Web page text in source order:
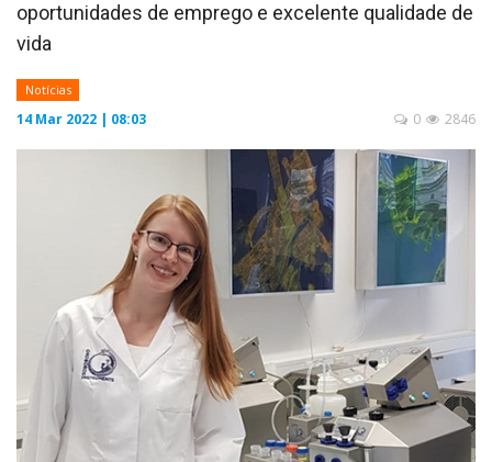
JORNAL DIGITAL
oportunidades de emprego e excelente qualidade de
vida
Notícias
14 Mar 2022 | 08:03 2846
0